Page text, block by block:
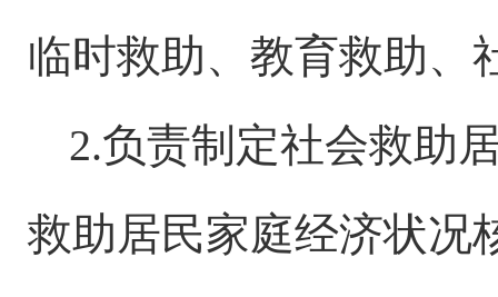
临时救助、教育救助、
2.负责制定社会救助
救助居民家庭经济状况